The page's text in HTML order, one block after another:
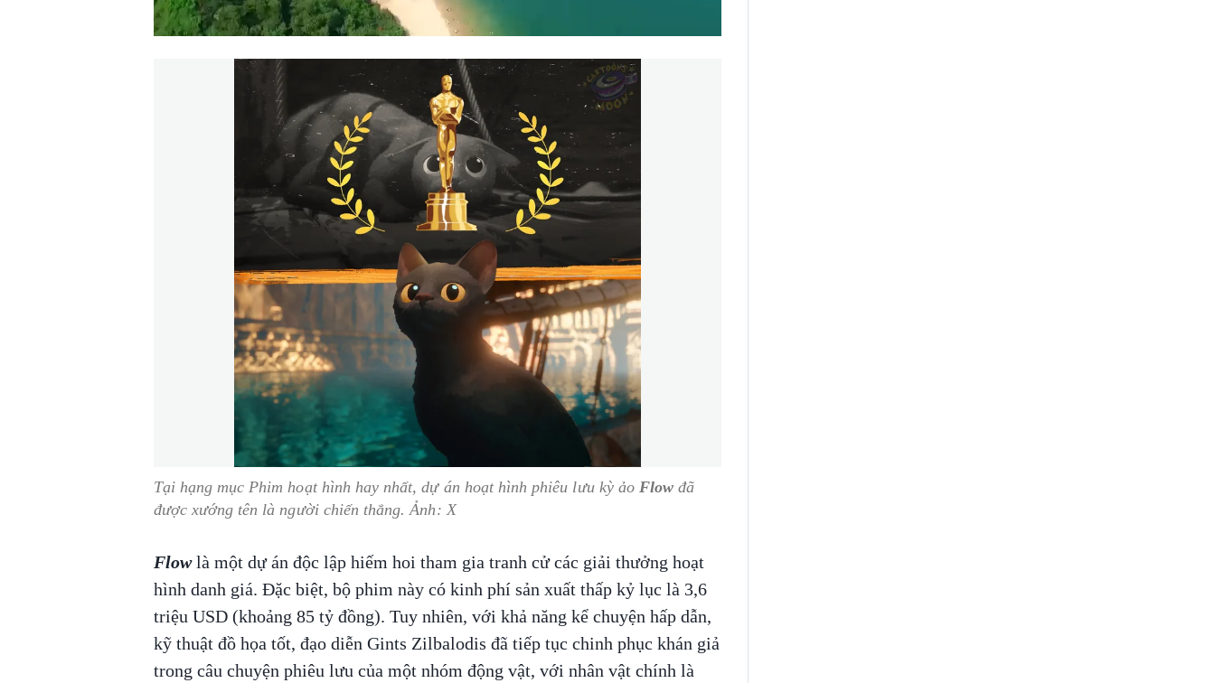
Tại hạng mục Phim hoạt hình hay nhất, dự án hoạt hình phiêu lưu kỳ ảo Flow đã
được xướng tên là người chiến thắng. Ảnh: X
Flowlà một dự án độc lập hiếm hoi tham gia tranh cử các giải thưởng hoạt
hình danh giá. Đặc biệt, bộ phim này có kinh phí sản xuất thấp kỷ lục là 3,6
triệu USD (khoảng 85 tỷ đồng). Tuy nhiên, với khả năng kể chuyện hấp dẫn,
kỹ thuật đồ họa tốt, đạo diễn Gints Zilbalodis đã tiếp tục chinh phục khán giả
trong câu chuyện phiêu lưu của một nhóm động vật, với nhân vật chính là